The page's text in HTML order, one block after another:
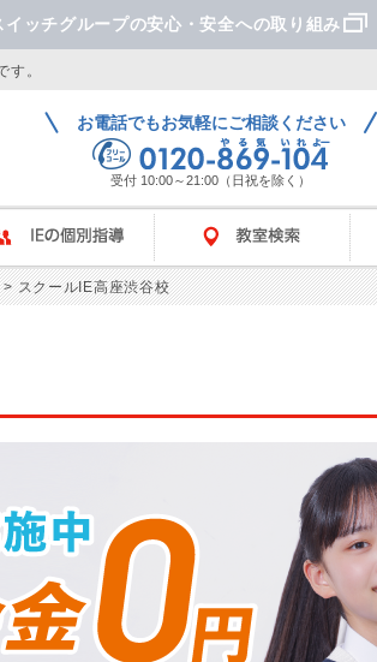
イッチグループの安心・安全への取り組み
す。
お電話でもお気軽にご相談ください
受付 10:00～21:00（日祝を除く）
個別指導 教室検索
スクールIE高座渋谷校